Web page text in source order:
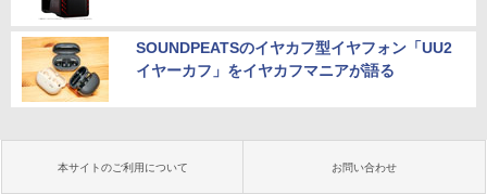
SOUNDPEATSのイヤカフ型イヤフォン「UU2
イヤーカフ」をイヤカフマニアが語る
本サイトのご利用について お問い合わせ